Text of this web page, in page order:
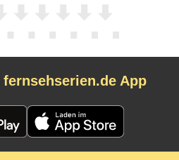
fernsehserien.de App